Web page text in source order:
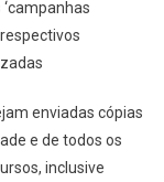
enviadas cópias
e de todos os
inclusive